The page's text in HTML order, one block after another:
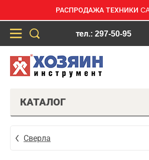
РАСПРОДАЖА ТЕХНИКИ
тел.: 297-50-95
КАТАЛОГ
Сверла